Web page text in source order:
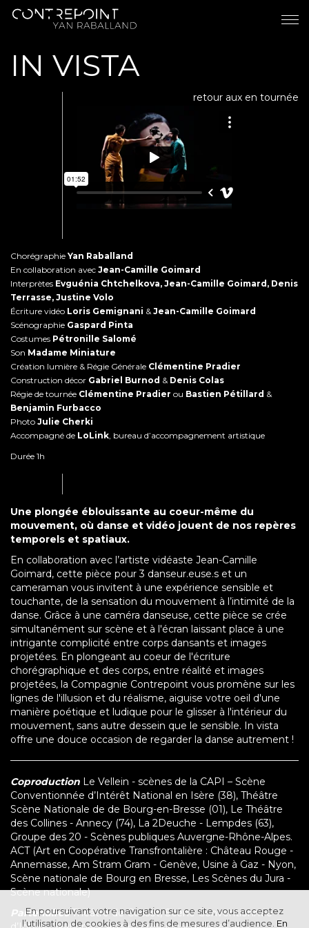
IN VISTA
retour aux en tournée
Chorégraphie Yan Raballand
En collaboration avec Jean-Camille Goimard
Interprètes Evguénia Chtchelkova, Jean-Camille Goimard, Denis
Terrasse, Justine Volo
Écriture vidéo Loris Gemignani &Jean-Camille Goimard
Scénographie Gaspard Pinta
Costumes Pétronille Salomé
Son Madame Miniature
Création lumière & Régie Générale Clémentine Pradier
Construction décor Gabriel Burnod & Denis Colas
Régie de tournée Clémentine Pradier ou Bastien Pétillard &
Benjamin Furbacco
Photo Julie Cherki
Accompagné de LoLink, bureau d’accompagnement artistique
Durée 1h
Une plongée éblouissante au coeur-même du
mouvement, où danse et vidéo jouent de nos repères
temporels et spatiaux.
En collaboration avec l’artiste vidéaste Jean-Camille
Goimard, cette pièce pour 3 danseur.euse.s et un
cameraman vous invitent à une expérience sensible et
touchante, de la sensation du mouvement à l’intimité de la
danse. Grâce à une caméra danseuse, cette pièce se crée
simultanément sur scène et à l'écran laissant place à une
intrigante complicité entre corps dansants et images
projetées. En plongeant au coeur de l'écriture
chorégraphique et des corps, entre réalité et images
projetées, la Compagnie Contrepoint vous promène sur les
lignes de l'illusion et du réalisme, aiguise votre oeil d'une
manière poétique et ludique pour le glisser à l'intérieur du
mouvement, sans autre dessein que le sensible. In vista
offre une douce occasion de regarder la danse autrement !
Coproduction Le Vellein - scènes de la CAPI – Scène
Conventionnée d’Intérêt National en Isère (38), Théâtre
Scène Nationale de de Bourg-en-Bresse (01), Le Théâtre
des Collines - Annecy (74), La 2Deuche - Lempdes (63),
Groupe des 20 - Scènes publiques Auvergne-Rhône-Alpes.
ACT (Art en Coopérative Transfrontalière : Château Rouge -
Annemasse, Am Stram Gram - Genève, Usine à Gaz - Nyon,
Scène nationale de Bourg en Bresse, Les Scènes du Jura -
Scène nationale)
PartenairesThéâtre de Cusset, Scène Conventionnée
En poursuivant votre navigation sur ce site, vous acceptez
l’utilisation de cookies à des fins de mesures d’audience. En